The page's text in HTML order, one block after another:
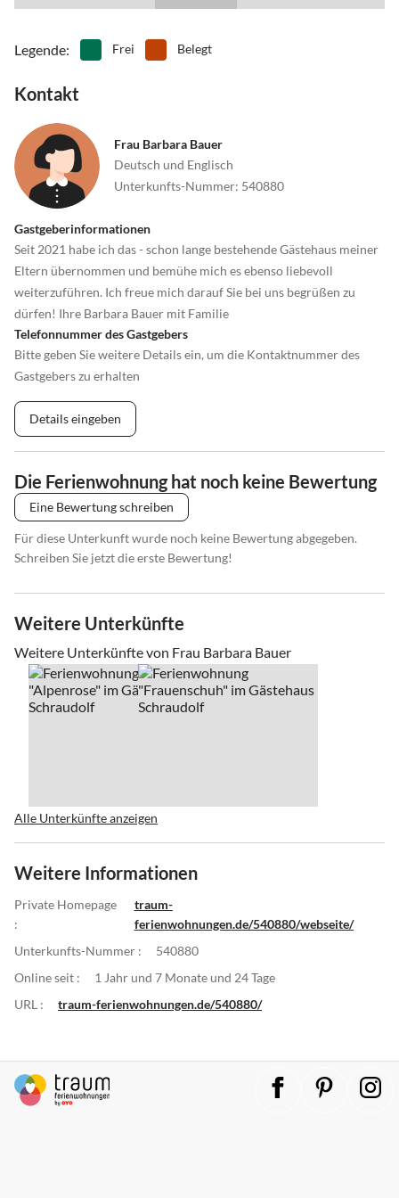
Legende: Frei Belegt
Kontakt
Frau Barbara Bauer
Deutsch und Englisch
Unterkunfts-Nummer: 540880
Gastgeberinformationen
Seit 2021 habe ich das - schon lange bestehende Gästehaus meiner
Eltern übernommen und bemühe mich es ebenso liebevoll
weiterzuführen. Ich freue mich darauf Sie bei uns begrüßen zu
dürfen! Ihre Barbara Bauer mit Familie
Telefonnummer des Gastgebers
Bitte geben Sie weitere Details ein, um die Kontaktnummer des
Gastgebers zu erhalten
Details eingeben
Die Ferienwohnung hat noch keine Bewertung
Eine Bewertung schreiben
Für diese Unterkunft wurde noch keine Bewertung abgegeben.
Schreiben Sie jetzt die erste Bewertung!
Weitere Unterkünfte
Weitere Unterkünfte von Frau Barbara Bauer
Alle Unterkünfte anzeigen
Weitere Informationen
Private Homepage
:
traum-
ferienwohnungen.de/540880/webseite/
Unterkunfts-Nummer :
540880
Online seit :
1 Jahr und 7 Monate und 24 Tage
URL :
traum-ferienwohnungen.de/540880/